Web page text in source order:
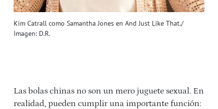
Kim Catrall como Samantha Jones en And Just Like That./
Imagen: D.R.
Las bolas chinas no son un mero juguete sexual. En
realidad, pueden cumplir una importante función: